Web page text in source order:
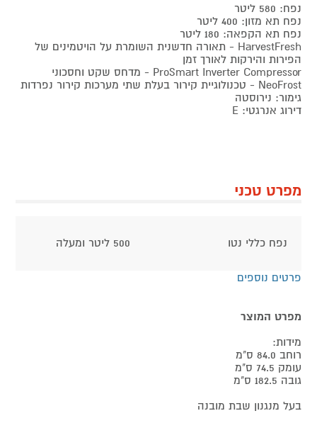
נפח: 580 ליטר
נפח תא מזון: 400 ליטר
נפח תא הקפאה: 180 ליטר
HarvestFresh - תאורה חדשנית השומרת על הויטמינים של
הפירות והירקות לאורך זמן
ProSmart Inverter Compressor - מדחס שקט וחסכוני
NeoFrost - טכנולוגיית קירור בעלת שתי מערכות קירור נפרדות
גימור: נירוסטה
דירוג אנרגטי: E
מפרט טכני
נפח כללי נטו 500 ליטר ומעלה
פרטים נוספים
מפרט המוצר
מידות:
רוחב 84.0 ס"מ
עומק 74.5 ס"מ
גובה 182.5 ס"מ
בעל מנגנון שבת מובנה